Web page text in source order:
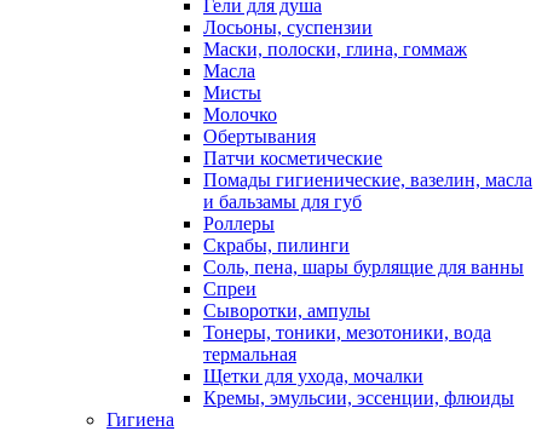
Гели для душа
Лосьоны, суспензии
Маски, полоски, глина, гоммаж
Масла
Мисты
Молочко
Обертывания
Патчи косметические
Помады гигиенические, вазелин, масла
и бальзамы для губ
Роллеры
Скрабы, пилинги
Соль, пена, шары бурлящие для ванны
Спреи
Сыворотки, ампулы
Тонеры, тоники, мезотоники, вода
термальная
Щетки для ухода, мочалки
Кремы, эмульсии, эссенции, флюиды
Гигиена